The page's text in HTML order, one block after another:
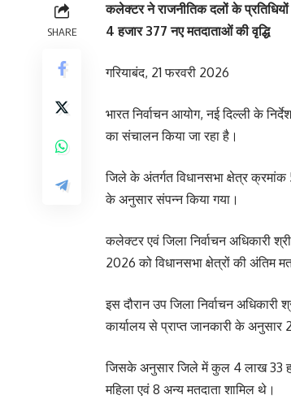
SHARE
कलेक्टर ने राजनीतिक दलों के प्रतिधियों
4 हजार 377 नए मतदाताओं की वृद्धि
गरियाबंद, 21 फरवरी 2026
भारत निर्वाचन आयोग, नई दिल्ली के
का संचालन किया जा रहा है।
जिले के अंतर्गत विधानसभा क्षेत्र क्रमांक
के अनुसार संपन्न किया गया।
कलेक्टर एवं जिला निर्वाचन अधिकारी
2026 को विधानसभा क्षेत्रों की अंतिम
इस दौरान उप जिला निर्वाचन अधिकारी
कार्यालय से प्राप्त जानकारी के
जिसके अनुसार जिले में कुल 4 लाख 33
महिला एवं 8 अन्य मतदाता शामिल थे।